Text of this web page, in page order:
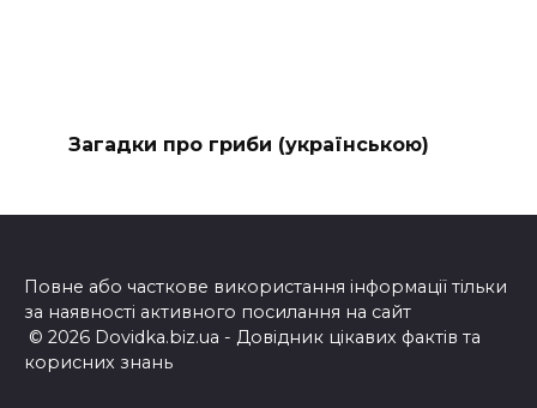
Загадки про гриби (українською)
Повне або часткове використання інформації тільки
за наявності активного посилання на сайт
© 2026 Dovidka.biz.ua - Довідник цікавих фактів та
корисних знань